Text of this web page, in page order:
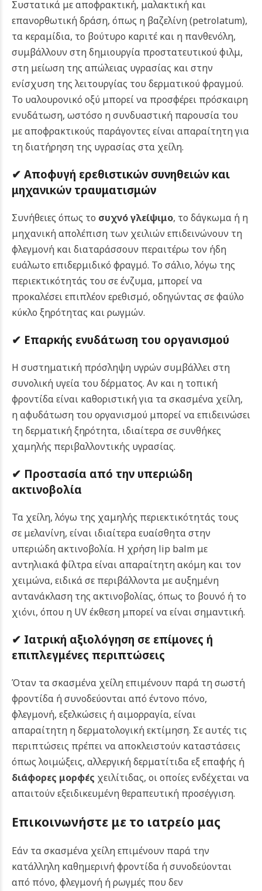
Συστατικά με αποφρακτική, μαλακτική και
επανορθωτική δράση, όπως η βαζελίνη (petrolatum),
τα κεραμίδια, το βούτυρο καριτέ και η πανθενόλη,
συμβάλλουν στη δημιουργία προστατευτικού φιλμ,
στη μείωση της απώλειας υγρασίας και στην
ενίσχυση της λειτουργίας του δερματικού φραγμού.
Το υαλουρονικό οξύ μπορεί να προσφέρει πρόσκαιρη
ενυδάτωση, ωστόσο η συνδυαστική παρουσία του
με αποφρακτικούς παράγοντες είναι απαραίτητη για
τη διατήρηση της υγρασίας στα χείλη.
✔ Αποφυγή ερεθιστικών συνηθειών και
μηχανικών τραυματισμών
Συνήθειες όπως το συχνό γλείψιμο, το δάγκωμα ή η
μηχανική απολέπιση των χειλιών επιδεινώνουν τη
φλεγμονή και διαταράσσουν περαιτέρω τον ήδη
ευάλωτο επιδερμιδικό φραγμό. Το σάλιο, λόγω της
περιεκτικότητάς του σε ένζυμα, μπορεί να
προκαλέσει επιπλέον ερεθισμό, οδηγώντας σε φαύλο
κύκλο ξηρότητας και ρωγμών.
✔ Επαρκής ενυδάτωση του οργανισμού
Η συστηματική πρόσληψη υγρών συμβάλλει στη
συνολική υγεία του δέρματος. Αν και η τοπική
φροντίδα είναι καθοριστική για τα σκασμένα χείλη,
η αφυδάτωση του οργανισμού μπορεί να επιδεινώσει
τη δερματική ξηρότητα, ιδιαίτερα σε συνθήκες
χαμηλής περιβαλλοντικής υγρασίας.
✔ Προστασία από την υπεριώδη
ακτινοβολία
Τα χείλη, λόγω της χαμηλής περιεκτικότητάς τους
σε μελανίνη, είναι ιδιαίτερα ευαίσθητα στην
υπεριώδη ακτινοβολία. Η χρήση lip balm με
αντηλιακά φίλτρα είναι απαραίτητη ακόμη και τον
χειμώνα, ειδικά σε περιβάλλοντα με αυξημένη
αντανάκλαση της ακτινοβολίας, όπως το βουνό ή το
χιόνι, όπου η UV έκθεση μπορεί να είναι σημαντική.
✔ Ιατρική αξιολόγηση σε επίμονες ή
επιπλεγμένες περιπτώσεις
Όταν τα σκασμένα χείλη επιμένουν παρά τη σωστή
φροντίδα ή συνοδεύονται από έντονο πόνο,
φλεγμονή, εξελκώσεις ή αιμορραγία, είναι
απαραίτητη η δερματολογική εκτίμηση. Σε αυτές τις
περιπτώσεις πρέπει να αποκλειστούν καταστάσεις
όπως λοιμώξεις, αλλεργική δερματίτιδα εξ επαφής ή
διάφορες μορφές χειλίτιδας, οι οποίες ενδέχεται να
απαιτούν εξειδικευμένη θεραπευτική προσέγγιση.
Επικοινωνήστε με το ιατρείο μας
Εάν τα σκασμένα χείλη επιμένουν παρά την
κατάλληλη καθημερινή φροντίδα ή συνοδεύονται
από πόνο, φλεγμονή ή ρωγμές που δεν